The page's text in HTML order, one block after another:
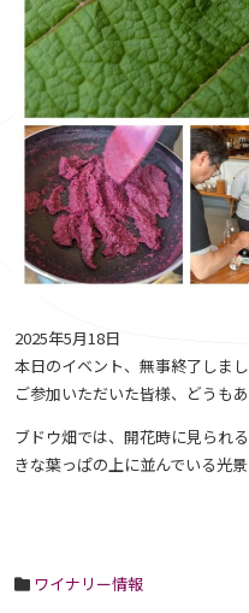
2025年5月18日
本日のイベント、無事終了しまし
ご参加いただいた皆様、どうも
ブドウ畑では、開花時に見られ
きな葉っぱの上に並んでいる光
ワイナリー情報